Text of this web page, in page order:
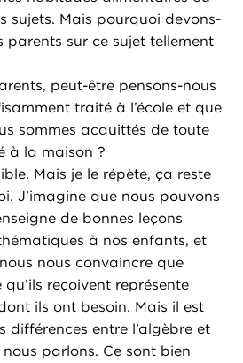
sujets. Mais pourquoi devons-
parents sur ce sujet tellement
peut-être pensons-nous
traité à l’école et que
sommes acquittés de toute
à la maison ?
Mais je le répète, ça reste
J’imagine que nous pouvons
de bonnes leçons
à nos enfants, et
nous convaincre que
qu’ils reçoivent représente
ils ont besoin. Mais il est
différences entre l’algèbre et
parlons. Ce sont bien